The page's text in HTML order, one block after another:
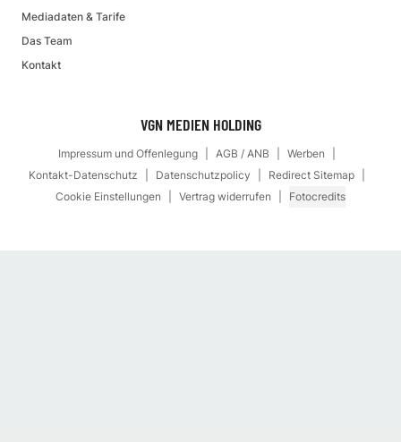
Mediadaten & Tarife
Das Team
Kontakt
VGN MEDIEN HOLDING
Impressum und Offenlegung AGB / ANB
Werben
Kontakt-Datenschutz
Datenschutzpolicy
Redirect Sitemap
Cookie Einstellungen
Vertrag widerrufen Fotocredits